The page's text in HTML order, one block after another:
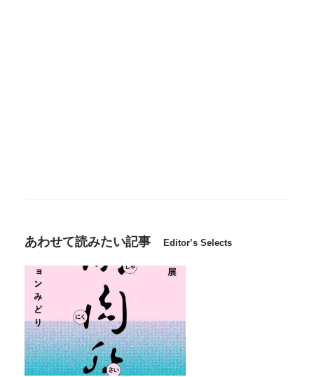
あわせて読みたい記事 Editor’s Selects